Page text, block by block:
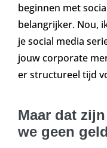
beginnen met
belangrijker. Nou,
je social media
jouw corporate
er structureel tijd
Maar dat
we geen